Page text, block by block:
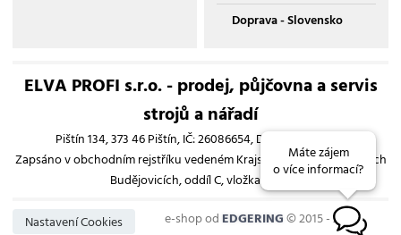
Doprava - Slovensko
ELVA PROFI s.r.o. - prodej, půjčovna a servis
strojů a nářadí
Pištín 134, 373 46 Pištín, IČ: 26086654, DIČ: CZ26086654
Zapsáno v obchodním rejstříku vedeném Krajským soudem v Českých
Budějovicích, oddíl C, vložka 13193
Nastavení Cookies e-shop odEDGERING© 2015 - 2026
Máte zájem
o více informací?
B